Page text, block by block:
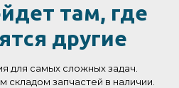
там, где
другие
для самых сложных задач.
запчастей в наличии.